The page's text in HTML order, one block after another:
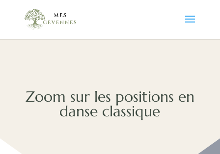
Zoom sur les positions en
danse classique